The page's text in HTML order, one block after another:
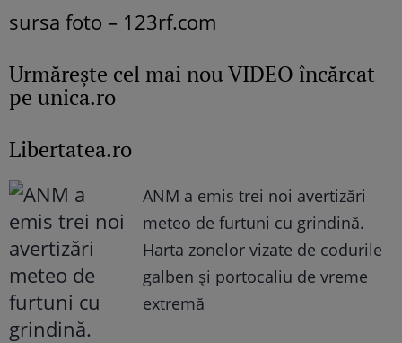
sursa foto – 123rf.com
Urmăreşte cel mai nou VIDEO încărcat
pe unica.ro
Libertatea.ro
ANM a emis trei noi avertizări
meteo de furtuni cu grindină.
Harta zonelor vizate de codurile
galben și portocaliu de vreme
extremă